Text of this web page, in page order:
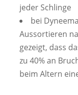
jeder Schlinge
bei
Aussortieren
gezeigt, dass
zu 40% an
beim Altern